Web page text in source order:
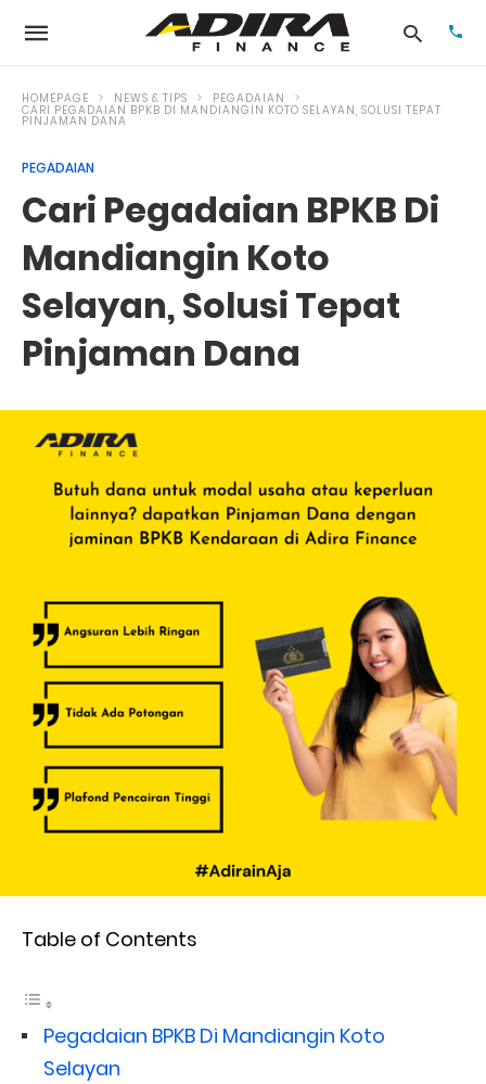
HOMEPAGE NEWS & TIPS PEGADAIAN
CARI PEGADAIAN BPKB DI MANDIANGIN KOTO SELAYAN, SOLUSI TEPAT
PINJAMAN DANA
PEGADAIAN
Cari Pegadaian BPKB Di
Mandiangin Koto
Selayan, Solusi Tepat
Pinjaman Dana
Table of Contents
Pegadaian BPKB Di Mandiangin Koto
Selayan